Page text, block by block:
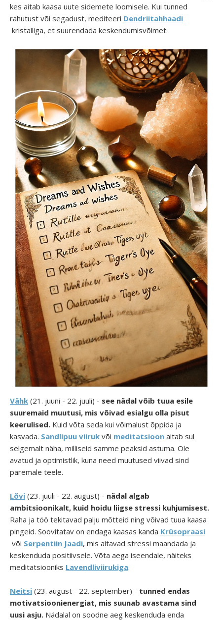
kes aitab kaasa uute sidemete loomisele. Kui tunned
rahutust või segadust, mediteeri Dendriitahhaadi
kristalliga, et suurendada keskendumisvõimet.
Vähk (21. juuni - 22. juuli) - see nädal võib tuua esile
suuremaid muutusi, mis võivad esialgu olla pisut
keerulised. Kuid võta seda kui võimalust õppida ja
kasvada. Sandlipuu viiruk või meditatsioon aitab sul
selgemalt näha, milliseid samme peaksid astuma. Ole
avatud ja optimistlik, kuna need muutused viivad sind
paremale teele.
Lõvi (23. juuli - 22. august) - nädal algab
ambitsioonikalt, kuid hoidu liigse stressi kuhjumisest.
Raha ja töö tekitavad palju mõtteid ning võivad tuua kaasa
pingeid. Soovitatav on endaga kaasas kanda Krüsopraasi
või Serpentiin Jaadi, mis aitavad stressi maandada ja
keskenduda positiivsele. Võta aega iseendale, näiteks
meditatsiooniks Lavendliviirukiga.
Neitsi (23. august - 22. september) - tunned endas
motivatsioonienergiat, mis suunab avastama sind
uusi asju. Nädalal on soodne aeg keskenduda enda